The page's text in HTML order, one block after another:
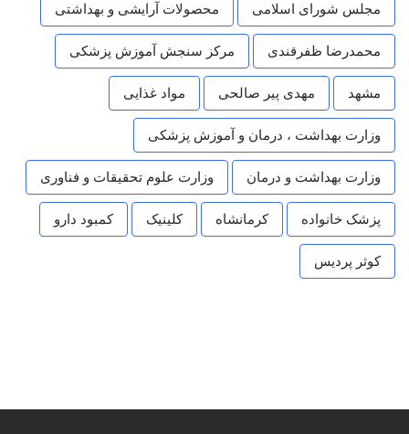
مجلس شورای اسلامی محصولات آرایشی و بهداشتی
محمدرضا ظفرقندی مرکز سنجش آموزش پزشکی
مشهد مهدی پیر صالحی مواد غذایی
وزارت بهداشت ، درمان و آموزش پزشکی
وزارت بهداشت و درمان وزارت علوم تحقیقات و فناوری
پزشک خانواده کرمانشاه کلینیک کمبود دارو
کوثر پردیس